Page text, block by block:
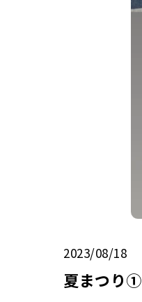
2023/08/18
夏まつり①